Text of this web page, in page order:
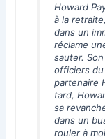
Howard
à la
dans un
réclame
sauter.
officiers du
partenaire
tard,
sa
dans un
rouler à